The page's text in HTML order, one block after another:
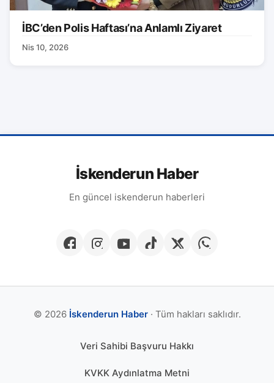
İBC’den Polis Haftası’na Anlamlı Ziyaret
Nis 10, 2026
İskenderun Haber
En güncel iskenderun haberleri
© 2026 İskenderun Haber· Tüm hakları saklıdır.
Veri Sahibi Başvuru Hakkı
KVKK Aydınlatma Metni